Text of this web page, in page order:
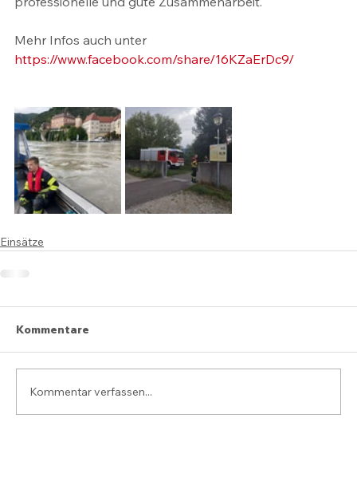
Mehr Infos auch unter
https://www.facebook.com/share/16KZaErDc9/
Einsätze
Kommentare
Kommentar verfassen...